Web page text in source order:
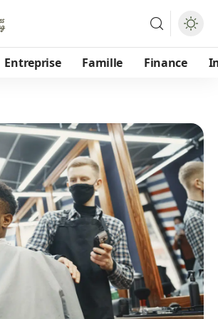
Entreprise Famille Finance